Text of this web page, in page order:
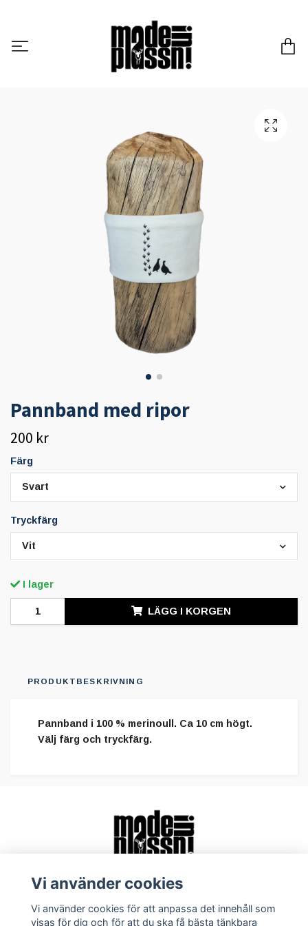
Pannband med ripor
200 kr
Färg
Svart
Tryckfärg
Vit
I lager
LÄGG I KORGEN
PRODUKTBESKRIVNING
Pannband i 100 % merinoull. Ca 10 cm högt.
Välj färg och tryckfärg.
Behöver du hjälp?
Vi använder cookies
Vi använder cookies för att anpassa det innehåll som
visas för dig och för att du ska få bästa tänkbara